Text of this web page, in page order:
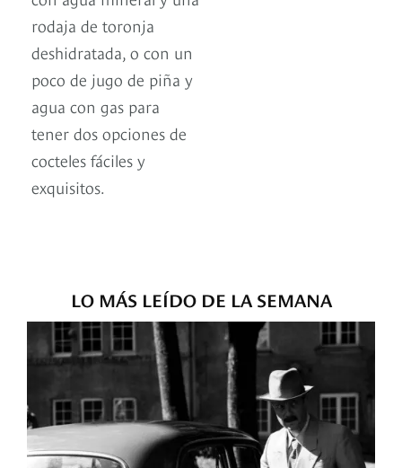
rodaja de toronja
deshidratada, o con un
poco de jugo de piña y
agua con gas para
tener dos opciones de
cocteles fáciles y
exquisitos.
LO MÁS LEÍDO DE LA SEMANA